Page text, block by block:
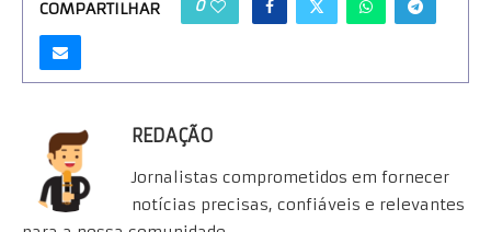
COMPARTILHAR 0
REDAÇÃO
Jornalistas comprometidos em fornecer
notícias precisas, confiáveis e relevantes